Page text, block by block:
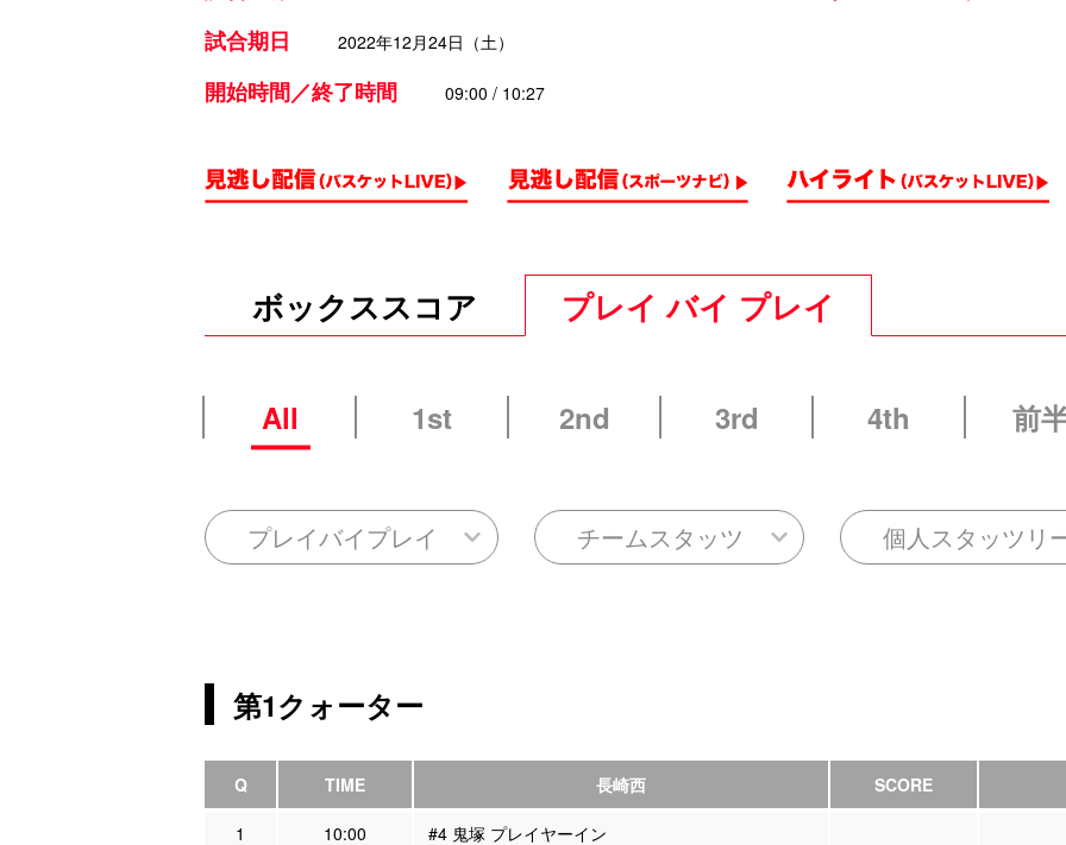
試合期日 2022年12月24日（土）
開始時間／終了時間 09:00 / 10:27
ボックススコア プレイ バイ プレイ
All 1st 2nd 3rd 4th 前
プレイバイプレイ チームスタッツ 個人スタッツリ
第1クォーター
Q TIME 長崎西 SCORE
1 10:00
#4 鬼塚 プレイヤーイン